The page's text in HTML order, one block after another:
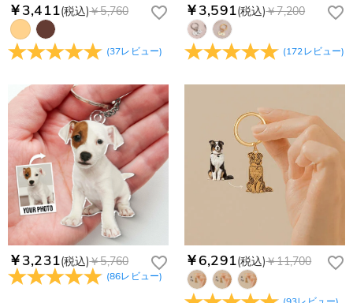
確認ください
￥3,411(税込)￥5,760
(37レビュー)
￥3,591(税込)￥7,200
(172レビュー)
￥3,231(税込)￥5,760
(86レビュー)
￥6,291(税込)￥11,700